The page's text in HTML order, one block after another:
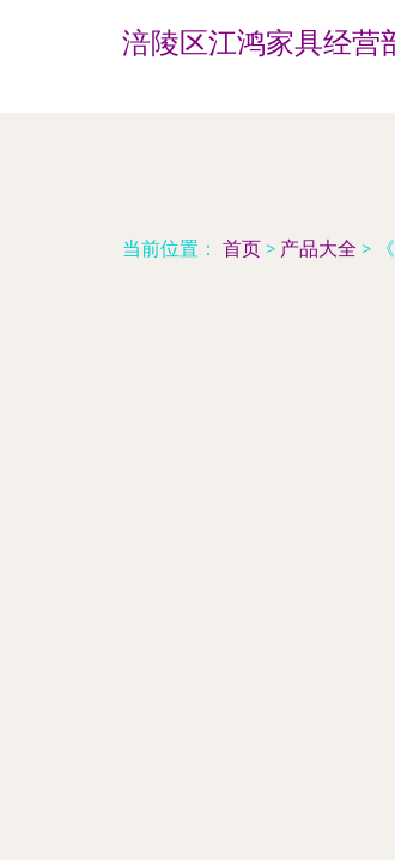
涪陵区江鸿家具经营
当前位置： 首页 > 产品大全 >